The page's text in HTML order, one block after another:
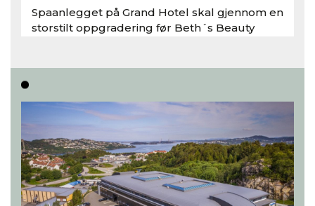
Spaanlegget på Grand Hotel skal gjennom en
storstilt oppgradering før Beth´s Beauty
Les hele artikkelen